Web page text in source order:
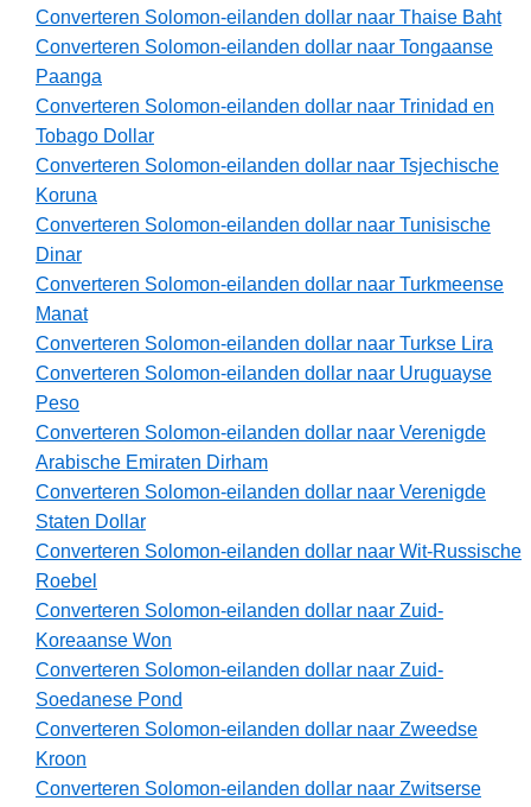
Converteren Solomon-eilanden dollar naar Thaise Baht
Converteren Solomon-eilanden dollar naar Tongaanse
Paanga
Converteren Solomon-eilanden dollar naar Trinidad en
Tobago Dollar
Converteren Solomon-eilanden dollar naar Tsjechische
Koruna
Converteren Solomon-eilanden dollar naar Tunisische
Dinar
Converteren Solomon-eilanden dollar naar Turkmeense
Manat
Converteren Solomon-eilanden dollar naar Turkse Lira
Converteren Solomon-eilanden dollar naar Uruguayse
Peso
Converteren Solomon-eilanden dollar naar Verenigde
Arabische Emiraten Dirham
Converteren Solomon-eilanden dollar naar Verenigde
Staten Dollar
Converteren Solomon-eilanden dollar naar Wit-Russische
Roebel
Converteren Solomon-eilanden dollar naar Zuid-
Koreaanse Won
Converteren Solomon-eilanden dollar naar Zuid-
Soedanese Pond
Converteren Solomon-eilanden dollar naar Zweedse
Kroon
Converteren Solomon-eilanden dollar naar Zwitserse